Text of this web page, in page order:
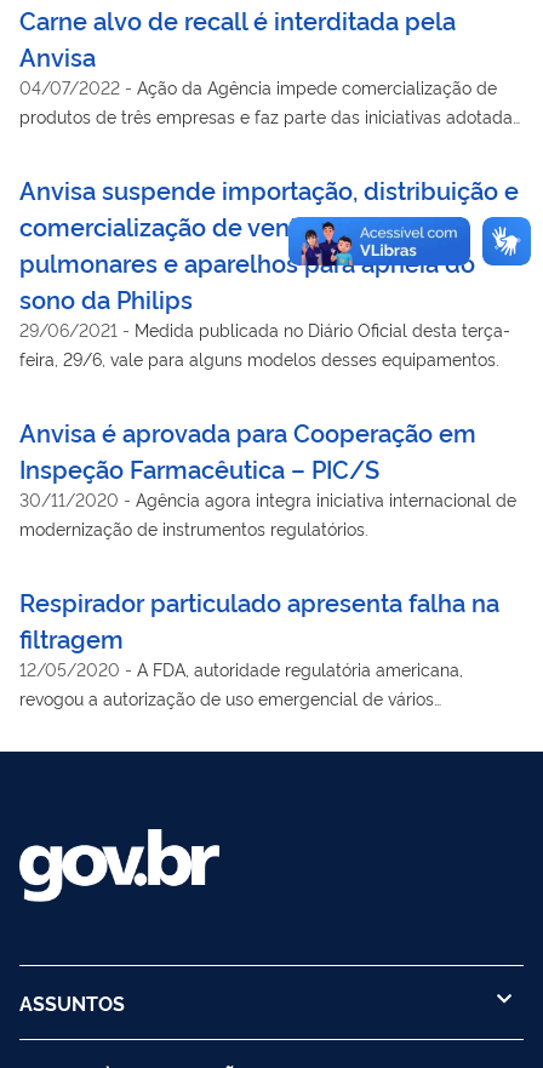
Carne alvo de recall é interditada pela
Anvisa
04/07/2022 - Ação da Agência impede comercialização de
produtos de três empresas e faz parte das iniciativas adotadas
Anvisa suspende importação, distribuição e
comercialização de ventiladores
pulmonares e aparelhos para apneia do
sono da Philips
29/06/2021 - Medida publicada no Diário Oficial desta terça-
feira, 29/6, vale para alguns modelos desses equipamentos.
Anvisa é aprovada para Cooperação em
Inspeção Farmacêutica – PIC/S
30/11/2020 - Agência agora integra iniciativa internacional de
modernização de instrumentos regulatórios.
Respirador particulado apresenta falha na
filtragem
12/05/2020 - A FDA, autoridade regulatória americana,
revogou a autorização de uso emergencial de vários
ASSUNTOS